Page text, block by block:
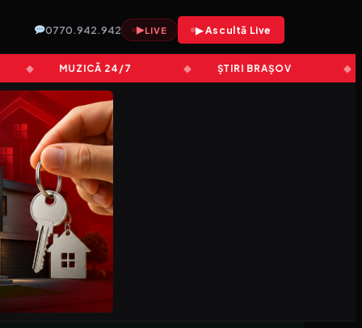
0770.942.942 ▶LIVE ▶ Ascultă Live
MUZICĂ 24/7 ȘTIRI BRAȘOV